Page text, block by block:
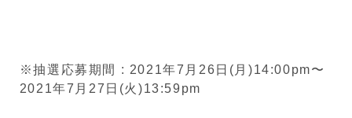
※抽選応募期間 : 2021年7月26日(月)14:00pm〜
2021年7月27日(火)13:59pm